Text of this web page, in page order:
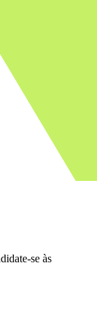
se às